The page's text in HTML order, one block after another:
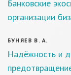
Банковские
организации
БУНЯЕВ В. А.
Надёжность и